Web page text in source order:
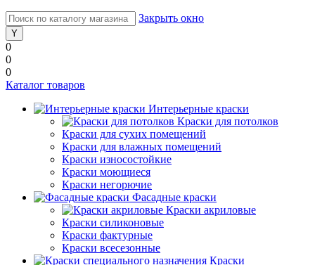
Закрыть окно
0
0
0
Каталог товаров
Интерьерные краски
Краски для потолков
Краски для сухих помещений
Краски для влажных помещений
Краски износостойкие
Краски моющиеся
Краски негорючие
Фасадные краски
Краски акриловые
Краски силиконовые
Краски фактурные
Краски всесезонные
Краски